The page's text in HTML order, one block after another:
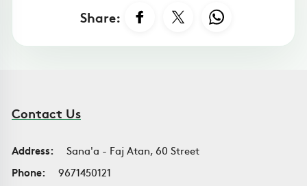
Share:
Contact Us
Address:
Sana'a - Faj Atan, 60 Street
Phone:
9671450121